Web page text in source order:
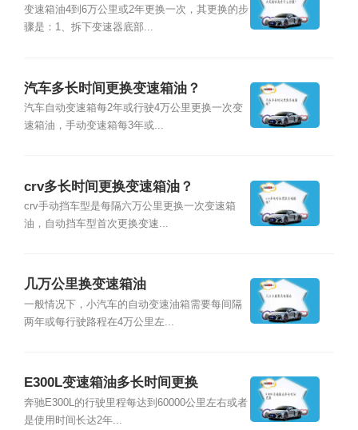
变速箱油4到6万公里或2年更换一次，其更换的步
骤是：1、拆下变速器底部...
汽车多长时间更换变速箱油？
汽车自动变速箱每2年或行驶4万公里更换一次变
速箱油，手动变速箱每3年或...
crv多长时间更换变速箱油？
crv手动挡车型是每隔六万公里更换一次变速箱
油，自动挡车型首次更换变速...
几万公里换变速箱油
一般情况下，小汽车的自动变速油箱需要每间隔
两年或每行驶路程在4万公里左...
E300L变速箱油多长时间更换
奔驰E300L的行驶里程每达到60000公里左右或者
是使用时间长达2年...